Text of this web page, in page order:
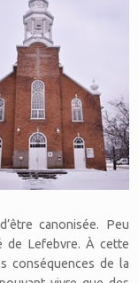
canonisée. Peu
de Lefebvre. À cette
conséquences de la